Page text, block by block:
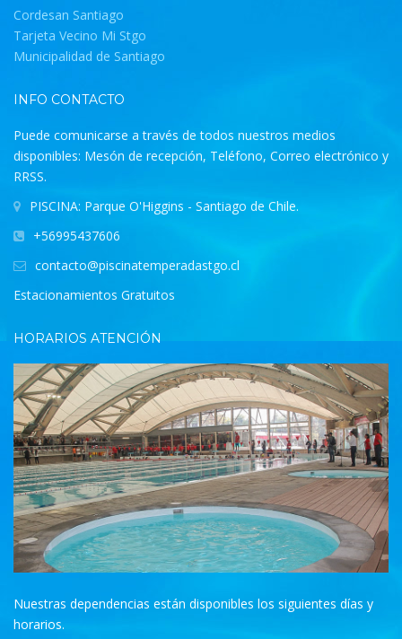
Cordesan Santiago
Tarjeta Vecino Mi Stgo
Municipalidad de Santiago
INFO CONTACTO
Puede comunicarse a través de todos nuestros medios
disponibles: Mesón de recepción, Teléfono, Correo electrónico y
RRSS.
PISCINA: Parque O'Higgins - Santiago de Chile.
+56995437606
contacto@piscinatemperadastgo.cl
Estacionamientos Gratuitos
HORARIOS ATENCIÓN
Nuestras dependencias están disponibles los siguientes días y
horarios.